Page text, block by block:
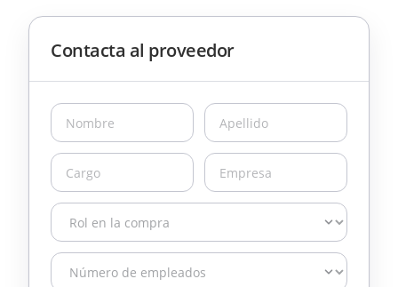
Contacta al proveedor